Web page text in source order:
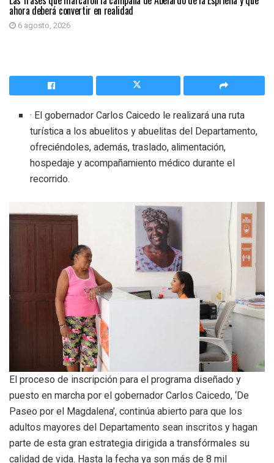
ahora deberá convertir en realidad
6 agosto, 2026
· El gobernador Carlos Caicedo le realizará una ruta
turística a los abuelitos y abuelitas del Departamento,
ofreciéndoles, además, traslado, alimentación,
hospedaje y acompañamiento médico durante el
recorrido.
El proceso de inscripción para el programa diseñado y
puesto en marcha por el gobernador Carlos Caicedo, ‘De
Paseo por el Magdalena’, continúa abierto para que los
adultos mayores del Departamento sean inscritos y hagan
parte de esta gran estrategia dirigida a transfórmales su
calidad de vida. Hasta la fecha ya son más de 8 mil